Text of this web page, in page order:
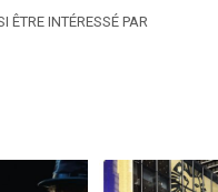
ÊTRE INTÉRESSÉ PAR